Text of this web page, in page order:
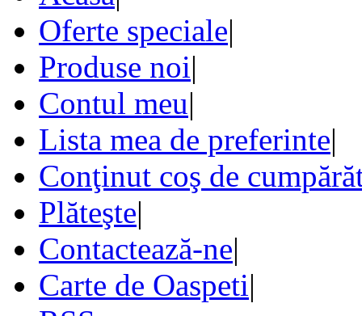
Oferte speciale|
Produse noi|
Contul meu|
Lista mea de preferinte|
Conţinut coş de
Plăteşte|
Contactează-ne|
Carte de Oaspeti|